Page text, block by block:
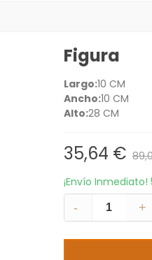
Figura
Largo:10 CM
Ancho:10 CM
Alto:28 CM
35,64 €
¡Envío Inmediato!
-
+